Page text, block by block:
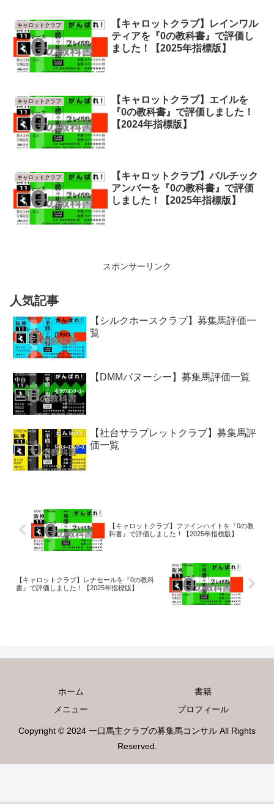
キャロットクラブ
【キャロットクラブ】レインワル
ティアを『0の教科書』で評価し
ました！【2025年指標版】
キャロットクラブ
【キャロットクラブ】エイルを
『0の教科書』で評価しました！
【2024年指標版】
キャロットクラブ
【キャロットクラブ】バルチック
アンバーを『0の教科書』で評価
しました！【2025年指標版】
スポンサーリンク
人気記事
【シルクホースクラブ】募集馬評価一
覧
【DMMバヌーシー】募集馬評価一覧
【社台サラブレットクラブ】募集馬評
価一覧
【キャロットクラブ】ファインハイトを『0の教
科書』で評価しました！【2025年指標版】
【キャロットクラブ】レナセールを『0の教科
書』で評価しました！【2025年指標版】
ホーム
書籍
メニュー
プロフィール
Copyright © 2024 一口馬主クラブの募集馬コンサル All Rights
Reserved.